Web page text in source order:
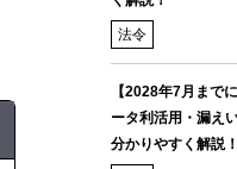
法令
【2028年7月まで
ータ利活用・漏え
分かりやすく解説！